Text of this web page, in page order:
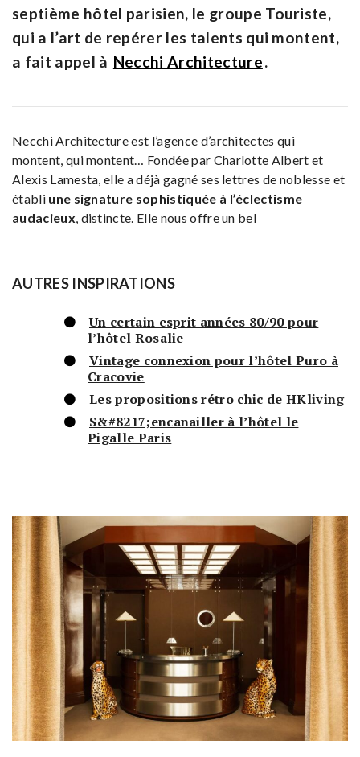
septième hôtel parisien, le groupe Touriste,
qui a l’art de repérer les talents qui montent,
a fait appel à Necchi Architecture.
Necchi Architecture est l’agence d’architectes qui
montent, qui montent… Fondée par Charlotte Albert et
Alexis Lamesta, elle a déjà gagné ses lettres de noblesse et
établi une signature sophistiquée à l’éclectisme
audacieux, distincte. Elle nous offre un bel
AUTRES INSPIRATIONS
Un certain esprit années 80/90 pour
l’hôtel Rosalie
Vintage connexion pour l’hôtel Puro à
Cracovie
Les propositions rétro chic de HKliving
S&#8217;encanailler à l’hôtel le
Pigalle Paris